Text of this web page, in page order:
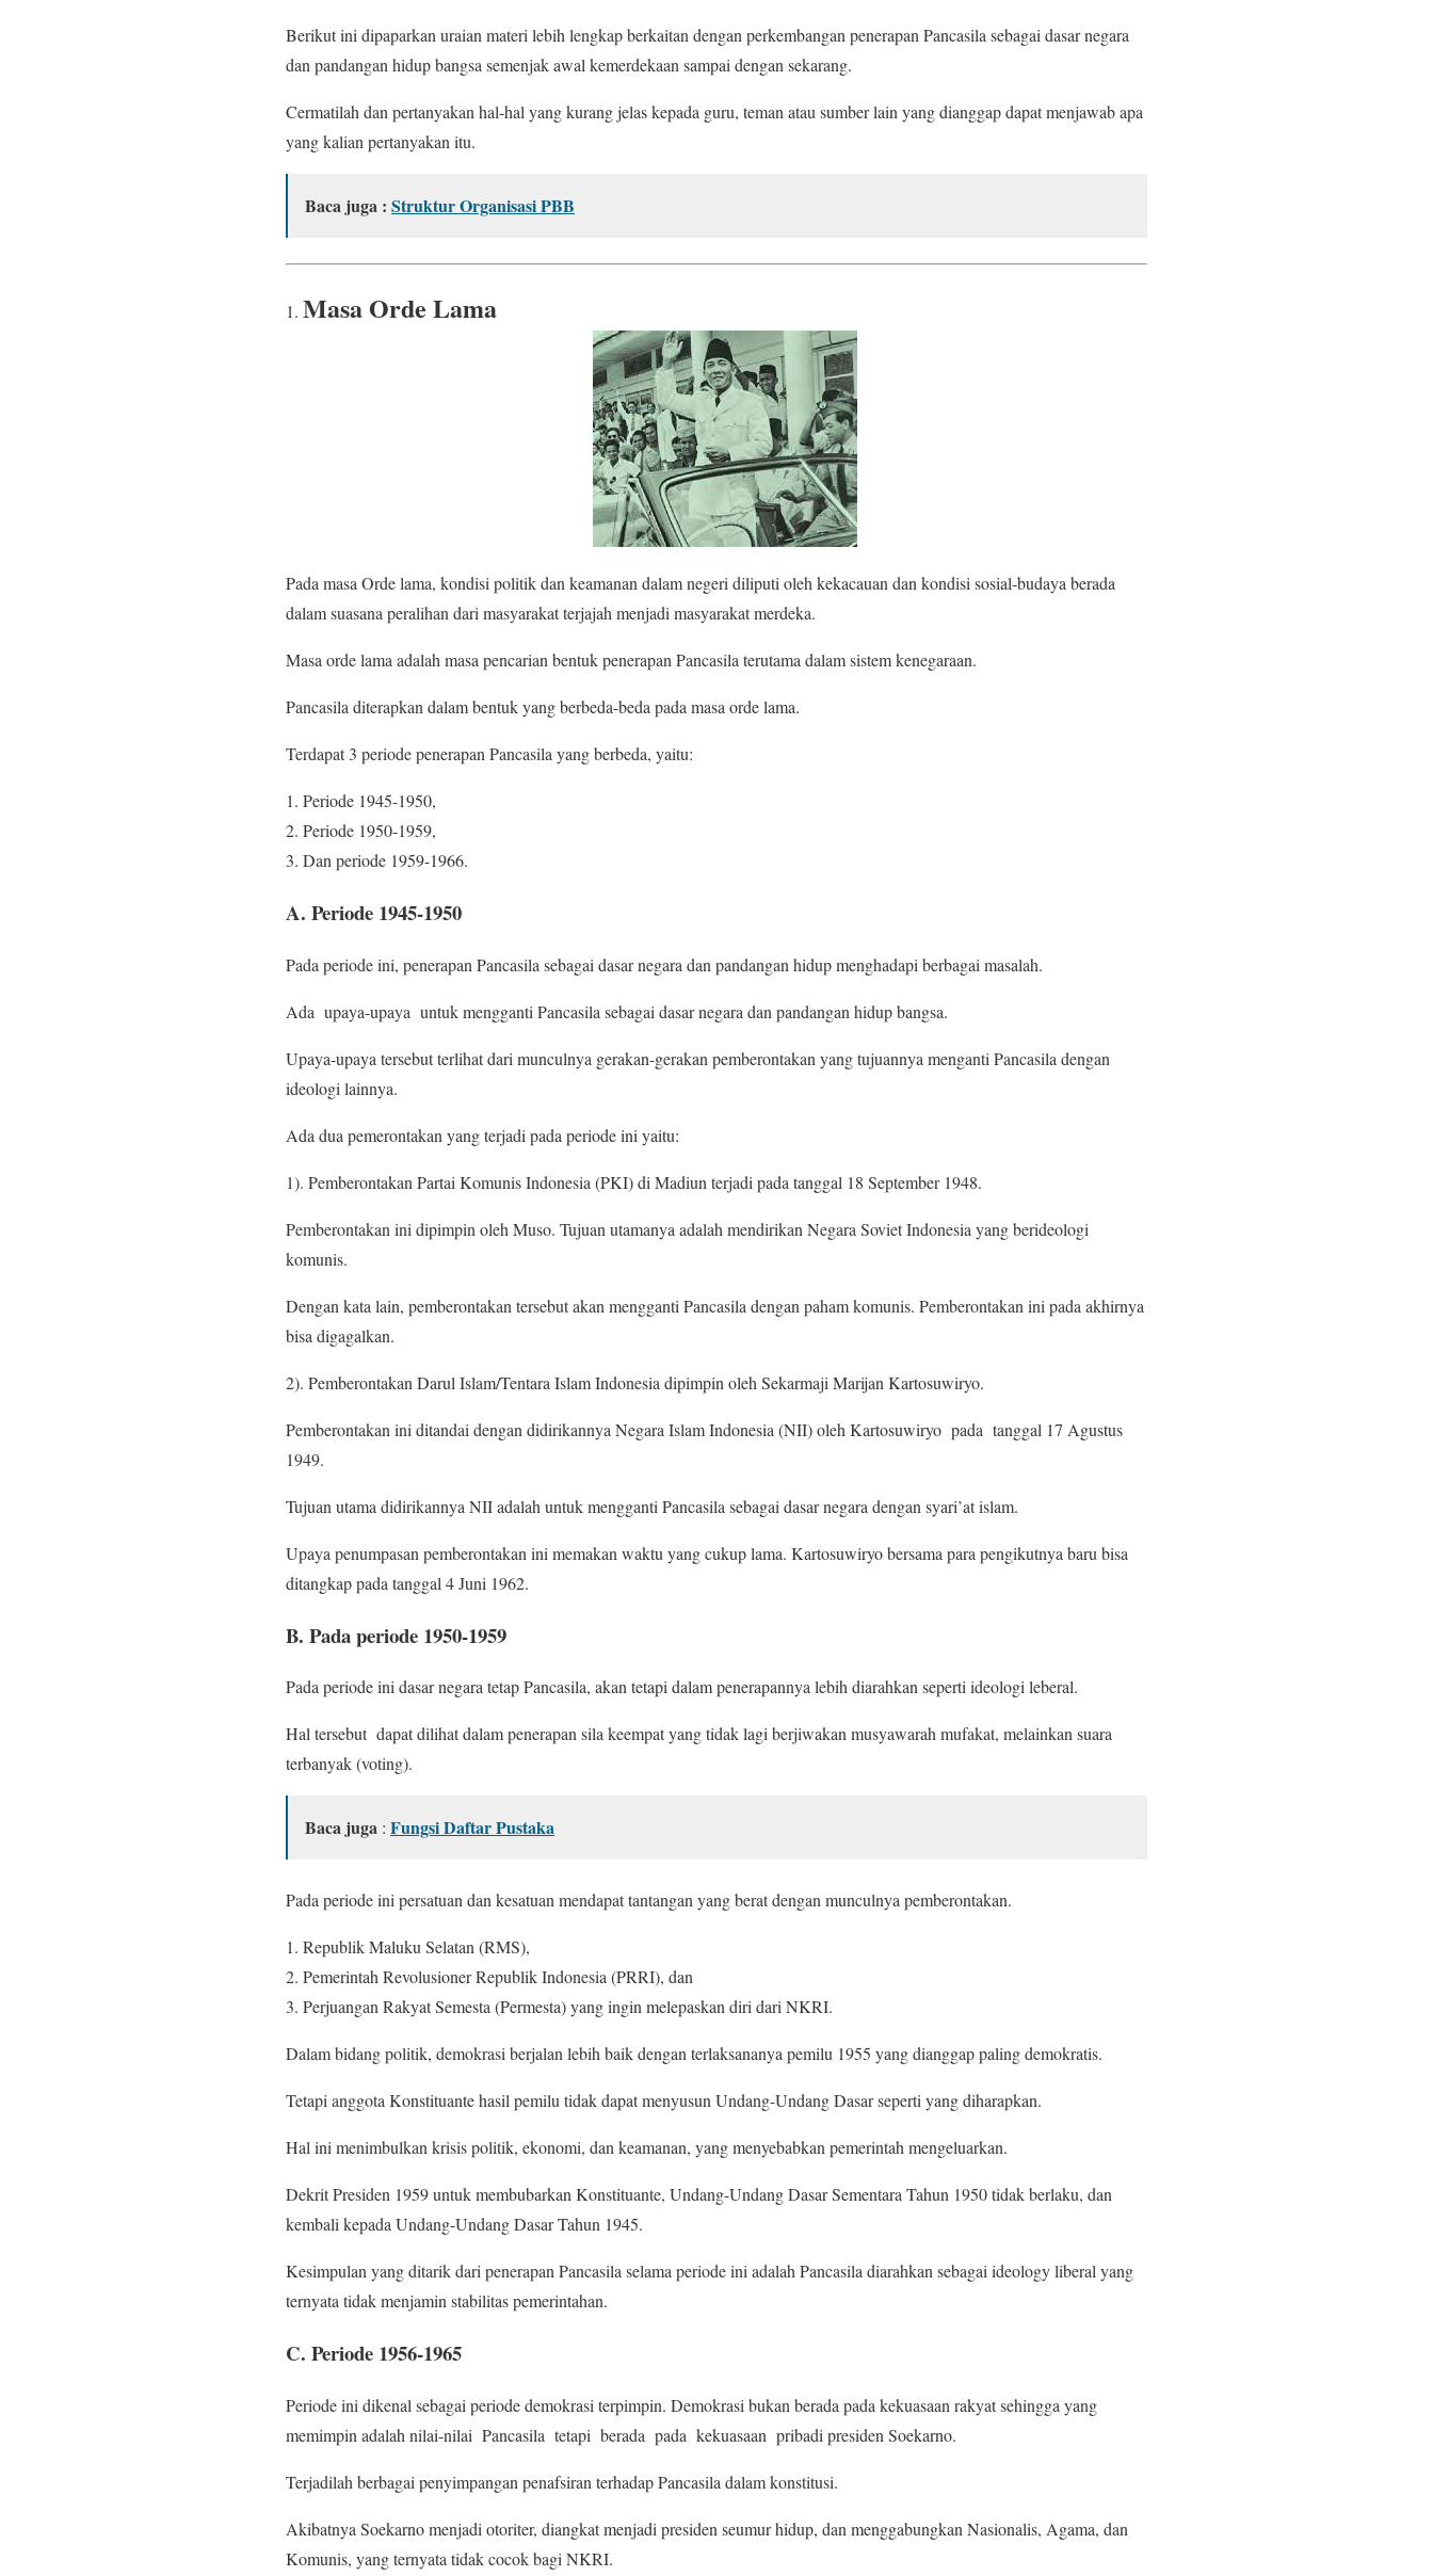
Berikut ini dipaparkan uraian materi lebih lengkap berkaitan dengan perkembangan penerapan Pancasila sebagai dasar negara
dan pandangan hidup bangsa semenjak awal kemerdekaan sampai dengan sekarang.
Cermatilah dan pertanyakan hal-hal yang kurang jelas kepada guru, teman atau sumber lain yang dianggap dapat menjawab apa
yang kalian pertanyakan itu.
Baca juga : Struktur Organisasi PBB
Masa Orde Lama
Pada masa Orde lama, kondisi politik dan keamanan dalam negeri diliputi oleh kekacauan dan kondisi sosial-budaya berada
dalam suasana peralihan dari masyarakat terjajah menjadi masyarakat merdeka.
Masa orde lama adalah masa pencarian bentuk penerapan Pancasila terutama dalam sistem kenegaraan.
Pancasila diterapkan dalam bentuk yang berbeda-beda pada masa orde lama.
Terdapat 3 periode penerapan Pancasila yang berbeda, yaitu:
Periode 1945-1950,
Periode 1950-1959,
Dan periode 1959-1966.
A. Periode 1945-1950
Pada periode ini, penerapan Pancasila sebagai dasar negara dan pandangan hidup menghadapi berbagai masalah.
Ada upaya-upaya untuk mengganti Pancasila sebagai dasar negara dan pandangan hidup bangsa.
Upaya-upaya tersebut terlihat dari munculnya gerakan-gerakan pemberontakan yang tujuannya menganti Pancasila dengan
ideologi lainnya.
Ada dua pemerontakan yang terjadi pada periode ini yaitu:
1). Pemberontakan Partai Komunis Indonesia (PKI) di Madiun terjadi pada tanggal 18 September 1948.
Pemberontakan ini dipimpin oleh Muso. Tujuan utamanya adalah mendirikan Negara Soviet Indonesia yang berideologi
komunis.
Dengan kata lain, pemberontakan tersebut akan mengganti Pancasila dengan paham komunis. Pemberontakan ini pada akhirnya
bisa digagalkan.
2). Pemberontakan Darul Islam/Tentara Islam Indonesia dipimpin oleh Sekarmaji Marijan Kartosuwiryo.
Pemberontakan ini ditandai dengan didirikannya Negara Islam Indonesia (NII) oleh Kartosuwiryo pada tanggal 17 Agustus
1949.
Tujuan utama didirikannya NII adalah untuk mengganti Pancasila sebagai dasar negara dengan syari’at islam.
Upaya penumpasan pemberontakan ini memakan waktu yang cukup lama. Kartosuwiryo bersama para pengikutnya baru bisa
ditangkap pada tanggal 4 Juni 1962.
B. Pada periode 1950-1959
Pada periode ini dasar negara tetap Pancasila, akan tetapi dalam penerapannya lebih diarahkan seperti ideologi leberal.
Hal tersebut dapat dilihat dalam penerapan sila keempat yang tidak lagi berjiwakan musyawarah mufakat, melainkan suara
terbanyak (voting).
Baca juga : Fungsi Daftar Pustaka
Pada periode ini persatuan dan kesatuan mendapat tantangan yang berat dengan munculnya pemberontakan.
Republik Maluku Selatan (RMS),
Pemerintah Revolusioner Republik Indonesia (PRRI), dan
Perjuangan Rakyat Semesta (Permesta) yang ingin melepaskan diri dari NKRI.
Dalam bidang politik, demokrasi berjalan lebih baik dengan terlaksananya pemilu 1955 yang dianggap paling demokratis.
Tetapi anggota Konstituante hasil pemilu tidak dapat menyusun Undang-Undang Dasar seperti yang diharapkan.
Hal ini menimbulkan krisis politik, ekonomi, dan keamanan, yang menyebabkan pemerintah mengeluarkan.
Dekrit Presiden 1959 untuk membubarkan Konstituante, Undang-Undang Dasar Sementara Tahun 1950 tidak berlaku, dan
kembali kepada Undang-Undang Dasar Tahun 1945.
Kesimpulan yang ditarik dari penerapan Pancasila selama periode ini adalah Pancasila diarahkan sebagai ideology liberal yang
ternyata tidak menjamin stabilitas pemerintahan.
C. Periode 1956-1965
Periode ini dikenal sebagai periode demokrasi terpimpin. Demokrasi bukan berada pada kekuasaan rakyat sehingga yang
memimpin adalah nilai-nilai Pancasila tetapi berada pada kekuasaan pribadi presiden Soekarno.
Terjadilah berbagai penyimpangan penafsiran terhadap Pancasila dalam konstitusi.
Akibatnya Soekarno menjadi otoriter, diangkat menjadi presiden seumur hidup, dan menggabungkan Nasionalis, Agama, dan
Komunis, yang ternyata tidak cocok bagi NKRI.